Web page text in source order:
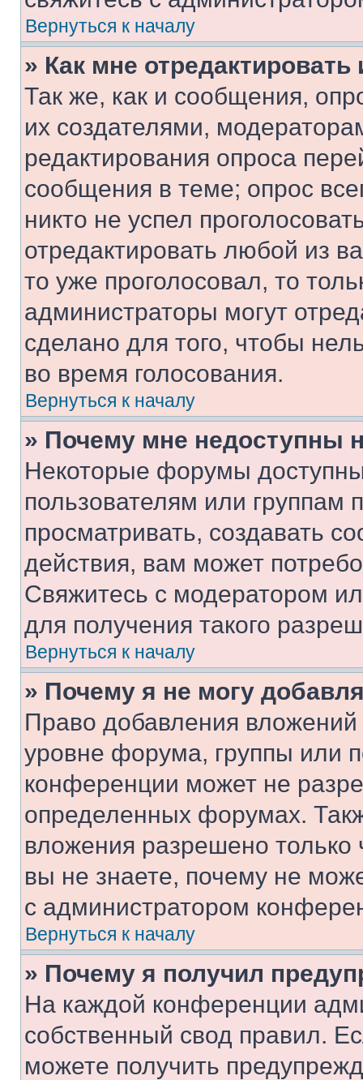
Вернуться к началу
» Как мне
Так же, как и сообщения,
их создателями,
редактирования опроса
сообщения в теме; опрос
никто не успел
отредактировать любой из
то уже проголосовал, то
администраторы могут
сделано для того, чтобы
во время голосования.
Вернуться к началу
» Почему мне недоступны
Некоторые форумы
пользователям или группам
просматривать, создавать
действия, вам может
Свяжитесь с модератором
для получения такого
Вернуться к началу
» Почему я не могу
Право добавления
уровне форума, группы или
конференции может не
определенных форумах.
вложения разрешено
вы не знаете, почему не
с администратором
Вернуться к началу
» Почему я получил
На каждой конференции
собственный свод правил.
можете получить